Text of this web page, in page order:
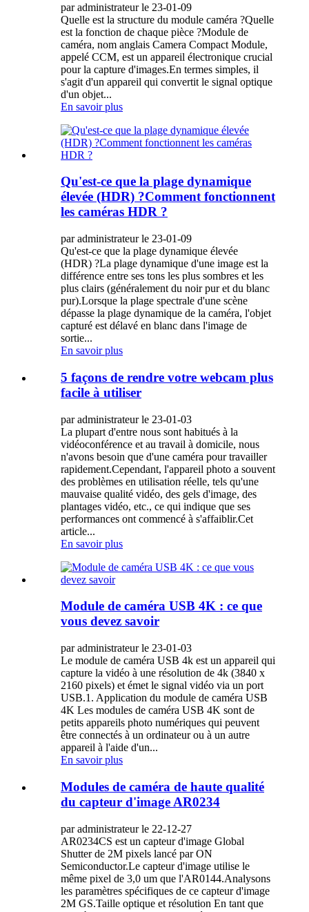
par administrateur le 23-01-09
Quelle est la structure du module caméra ?Quelle
est la fonction de chaque pièce ?Module de
caméra, nom anglais Camera Compact Module,
appelé CCM, est un appareil électronique crucial
pour la capture d'images.En termes simples, il
s'agit d'un appareil qui convertit le signal optique
d'un objet...
En savoir plus
Qu'est-ce que la plage dynamique
élevée (HDR) ?Comment fonctionnent
les caméras HDR ?
par administrateur le 23-01-09
Qu'est-ce que la plage dynamique élevée
(HDR) ?La plage dynamique d'une image est la
différence entre ses tons les plus sombres et les
plus clairs (généralement du noir pur et du blanc
pur).Lorsque la plage spectrale d'une scène
dépasse la plage dynamique de la caméra, l'objet
capturé est délavé en blanc dans l'image de
sortie...
En savoir plus
5 façons de rendre votre webcam plus
facile à utiliser
par administrateur le 23-01-03
La plupart d'entre nous sont habitués à la
vidéoconférence et au travail à domicile, nous
n'avons besoin que d'une caméra pour travailler
rapidement.Cependant, l'appareil photo a souvent
des problèmes en utilisation réelle, tels qu'une
mauvaise qualité vidéo, des gels d'image, des
plantages vidéo, etc., ce qui indique que ses
performances ont commencé à s'affaiblir.Cet
article...
En savoir plus
Module de caméra USB 4K : ce que
vous devez savoir
par administrateur le 23-01-03
Le module de caméra USB 4k est un appareil qui
capture la vidéo à une résolution de 4k (3840 x
2160 pixels) et émet le signal vidéo via un port
USB.1. Application du module de caméra USB
4K Les modules de caméra USB 4K sont de
petits appareils photo numériques qui peuvent
être connectés à un ordinateur ou à un autre
appareil à l'aide d'un...
En savoir plus
Modules de caméra de haute qualité
du capteur d'image AR0234
par administrateur le 22-12-27
AR0234CS est un capteur d'image Global
Shutter de 2M pixels lancé par ON
Semiconductor.Le capteur d'image utilise le
même pixel de 3,0 um que l'AR0144.Analysons
les paramètres spécifiques de ce capteur d'image
2M GS.Taille optique et résolution En tant que